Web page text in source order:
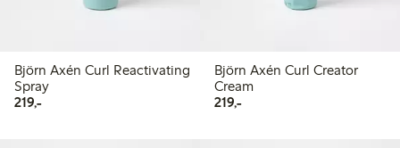
Björn Axén Curl Reactivating
Spray
219,-219,00 kr
Björn Axén Curl Creator
Cream
219,-219,00 kr